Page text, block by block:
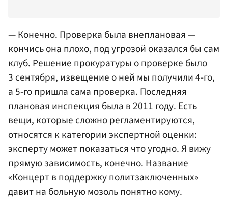
— Конечно. Проверка была внеплановая —
кончись она плохо, под угрозой оказался бы сам
клуб. Решение прокуратуры о проверке было
3 сентября, извещение о ней мы получили 4-го,
а 5-го пришла сама проверка. Последняя
плановая инспекция была в 2011 году. Есть
вещи, которые сложно регламентируются,
относятся к категории экспертной оценки:
эксперту может показаться что угодно. Я вижу
прямую зависимость, конечно. Название
«Концерт в поддержку политзаключенных»
давит на больную мозоль понятно кому.